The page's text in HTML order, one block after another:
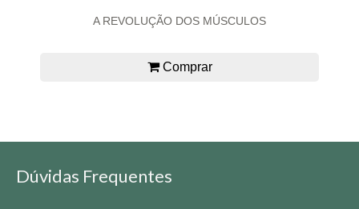
A REVOLUÇÃO DOS MÚSCULOS
Comprar
Dúvidas Frequentes